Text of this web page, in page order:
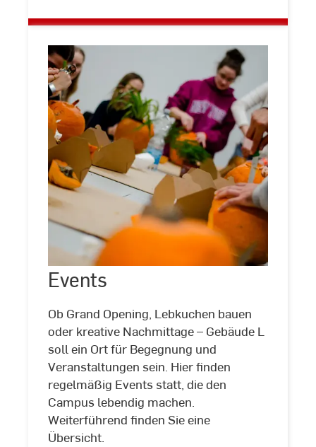
©
Lucas
Kraus
Hochschule
RheinMain
Events
Ob Grand Opening, Lebkuchen bauen
oder kreative Nachmittage – Gebäude L
soll ein Ort für Begegnung und
Veranstaltungen sein. Hier finden
regelmäßig Events statt, die den
Campus lebendig machen.
Weiterführend finden Sie eine
Übersicht.